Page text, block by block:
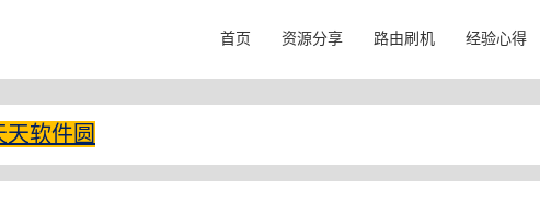
首页 资源分享 路由刷机 经验心得
天软件圆